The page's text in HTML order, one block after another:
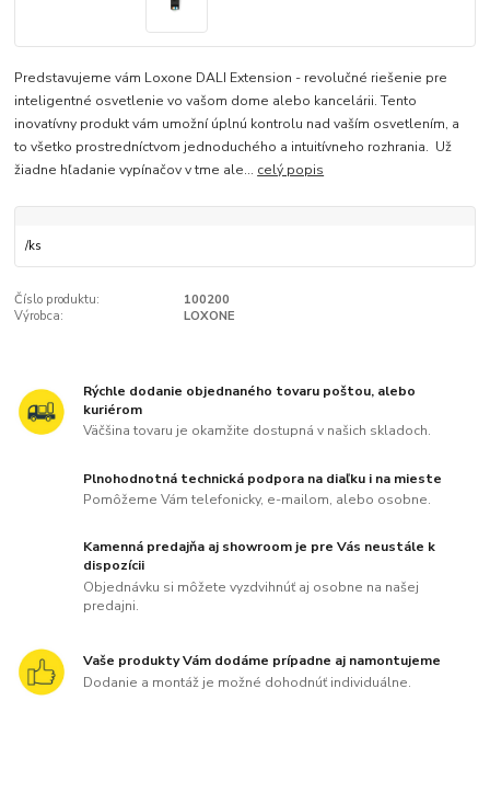
Predstavujeme vám Loxone DALI Extension - revolučné riešenie pre
inteligentné osvetlenie vo vašom dome alebo kancelárii. Tento
inovatívny produkt vám umožní úplnú kontrolu nad vaším osvetlením, a
to všetko prostredníctvom jednoduchého a intuitívneho rozhrania. Už
žiadne hľadanie vypínačov v tme ale... celý popis
/ks
Číslo produktu:
100200
Výrobca:
LOXONE
Rýchle dodanie objednaného tovaru poštou, alebo
kuriérom
Väčšina tovaru je okamžite dostupná v našich skladoch.
Plnohodnotná technická podpora na diaľku i na mieste
Pomôžeme Vám telefonicky, e-mailom, alebo osobne.
Kamenná predajňa aj showroom je pre Vás neustále k
dispozícii
Objednávku si môžete vyzdvihnúť aj osobne na našej
predajni.
Vaše produkty Vám dodáme prípadne aj namontujeme
Dodanie a montáž je možné dohodnúť individuálne.